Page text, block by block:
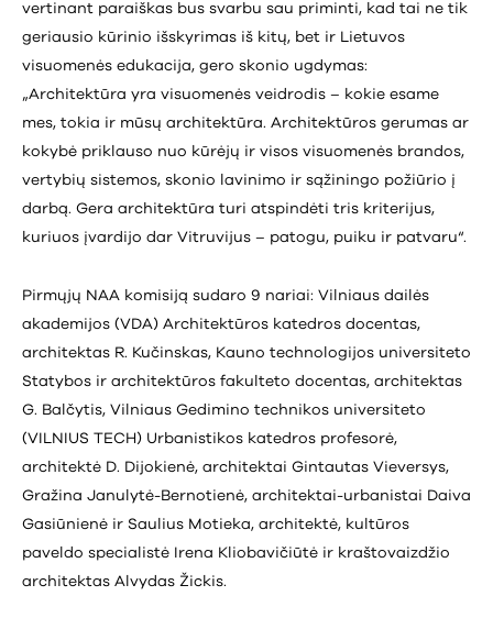
vertinant paraiškas bus svarbu sau priminti, kad tai ne tik
geriausio kūrinio išskyrimas iš kitų, bet ir Lietuvos
visuomenės edukacija, gero skonio ugdymas:
„Architektūra yra visuomenės veidrodis – kokie esame
mes, tokia ir mūsų architektūra. Architektūros gerumas ar
kokybė priklauso nuo kūrėjų ir visos visuomenės brandos,
vertybių sistemos, skonio lavinimo ir sąžiningo požiūrio į
darbą. Gera architektūra turi atspindėti tris kriterijus,
kuriuos įvardijo dar Vitruvijus – patogu, puiku ir patvaru“.
Pirmųjų NAA komisiją sudaro 9 nariai: Vilniaus dailės
akademijos (VDA) Architektūros katedros docentas,
architektas R. Kučinskas, Kauno technologijos universiteto
Statybos ir architektūros fakulteto docentas, architektas
G. Balčytis, Vilniaus Gedimino technikos universiteto
(VILNIUS TECH) Urbanistikos katedros profesorė,
architektė D. Dijokienė, architektai Gintautas Vieversys,
Gražina Janulytė-Bernotienė, architektai-urbanistai Daiva
Gasiūnienė ir Saulius Motieka, architektė, kultūros
paveldo specialistė Irena Kliobavičiūtė ir kraštovaizdžio
architektas Alvydas Žickis.